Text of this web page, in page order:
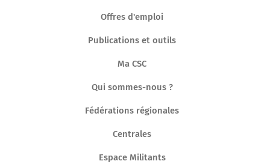
Offres d'emploi
Publications et outils
Ma CSC
Qui sommes-nous ?
Fédérations régionales
Centrales
Espace Militants